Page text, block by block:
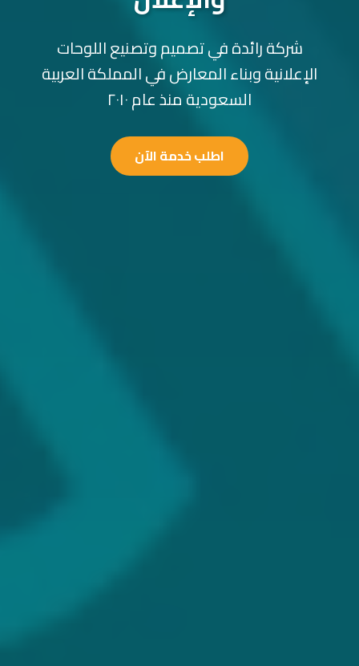
شركة رائدة في تصميم وتصنيع اللوحات
الإعلانية وبناء المعارض في المملكة العربية
السعودية منذ عام ٢٠١٠
اطلب خدمة الآن